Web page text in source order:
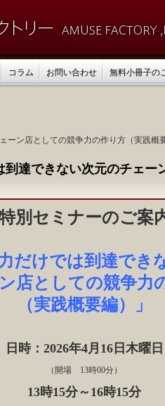
コラム お問い合わせ 無料小冊子の
ン店としての競争力の作り方（実践概
達できない次元のチェー
別セミナーのご案
力だけでは到達でき
店としての競争力
（実践概要編）」
日時：2026年4月16日木曜日
（開場 13時00分）
13時15分～ 16時15分